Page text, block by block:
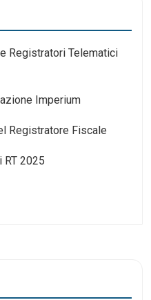
Registratori Telematici
Imperium
Registratore Fiscale
2025